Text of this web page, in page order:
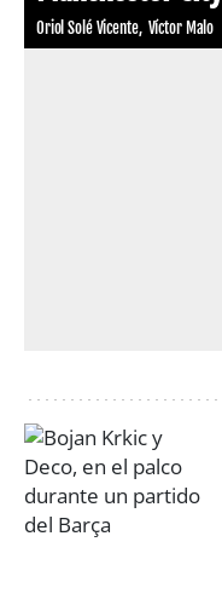
Oriol Solé Vicente Víctor Malo